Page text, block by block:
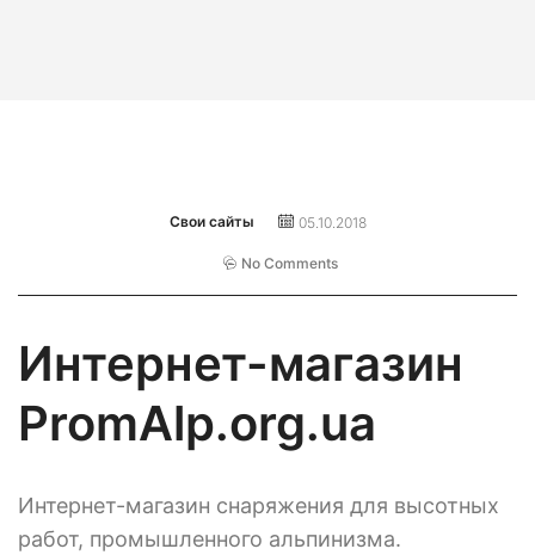
Свои сайты 05.10.2018
No Comments
Интернет-магазин
PromAlp.org.ua
Интернет-магазин снаряжения для высотных
работ, промышленного альпинизма.